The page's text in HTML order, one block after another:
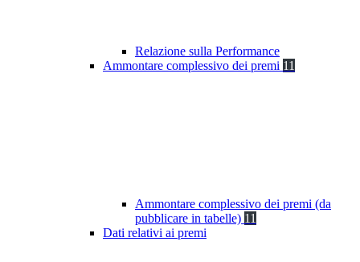
Relazione sulla Performance
Ammontare complessivo dei premi 11
Ammontare complessivo dei premi (da
pubblicare in tabelle) 11
Dati relativi ai premi